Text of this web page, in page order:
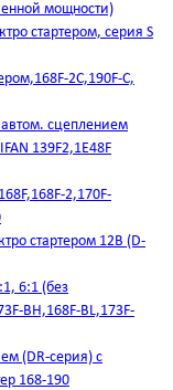
мощности)
стартером, серия S
2C,190F-C,
сцеплением
139F2,1E48F
2,170F-
стартером 12В (D-
6:1 (без
BH,168F-BL,173F-
(DR-серия) с
168-190